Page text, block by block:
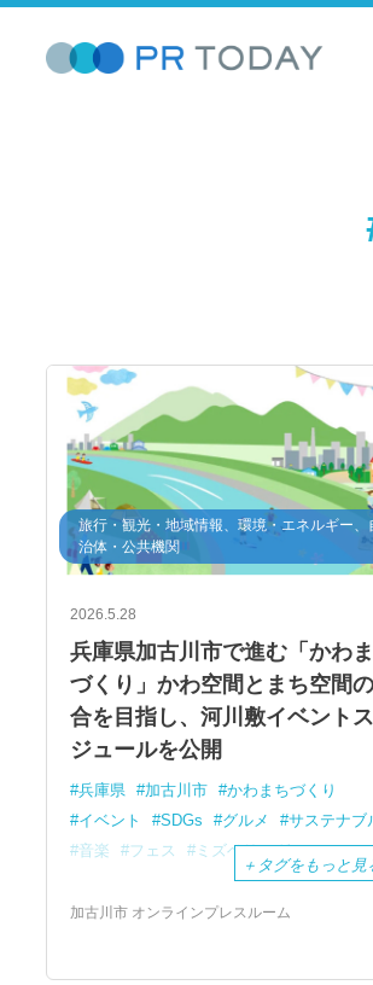
旅行・観光・地域情報、環境・エネルギー、
治体・公共機関
2026.5.28
兵庫県加古川市で進む「かわ
づくり」かわ空間とまち空間
合を目指し、河川敷イベント
ジュールを公開
兵庫県 加古川市
かわまちづくり
イベント
SDGs グルメ
サステナブ
音楽
フェス ミズベリング
＋ タグをもっと見
加古川市 オンラインプレスルーム